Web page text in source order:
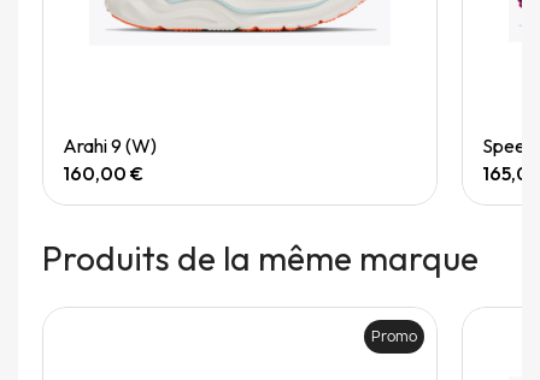
Arahi 9 (W)
160,00 €
Produits de la même marque
Promo